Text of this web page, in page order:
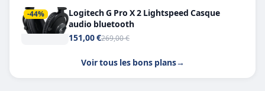
-44%
Logitech G Pro X 2 Lightspeed Casque
audio bluetooth
151,00 €269,00 €
Voir tous les bons plans→